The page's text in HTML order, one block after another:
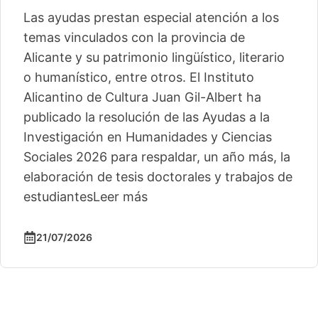
Las ayudas prestan especial atención a los
temas vinculados con la provincia de
Alicante y su patrimonio lingüístico, literario
o humanístico, entre otros. El Instituto
Alicantino de Cultura Juan Gil-Albert ha
publicado la resolución de las Ayudas a la
Investigación en Humanidades y Ciencias
Sociales 2026 para respaldar, un año más, la
elaboración de tesis doctorales y trabajos de
estudiantesLeer más
21/07/2026